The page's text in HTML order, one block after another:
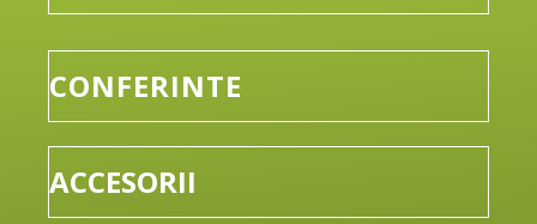
CONFERINTE
ACCESORII